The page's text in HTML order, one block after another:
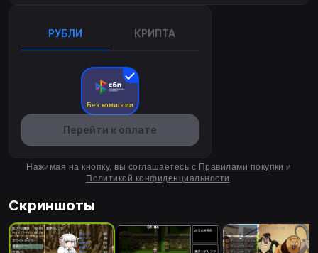
РУБЛИ КРИПТА
Без комиссии
Перейти к оплате
Нажимая на кнопку, вы соглашаетесь с Правилами покупки и
Политикой конфиденциальности.
Скриншоты